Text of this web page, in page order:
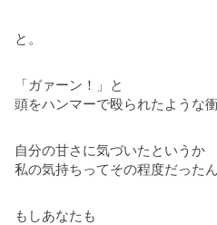
と。
「ガァーン！」と
頭をハンマーで殴られたような
自分の甘さに気づいたというか
私の気持ちってその程度だったん
もしあなたも